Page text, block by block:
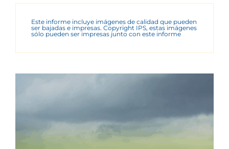
Este informe incluye imágenes de calidad que pueden
ser bajadas e impresas. Copyright IPS, estas imágenes
sólo pueden ser impresas junto con este informe